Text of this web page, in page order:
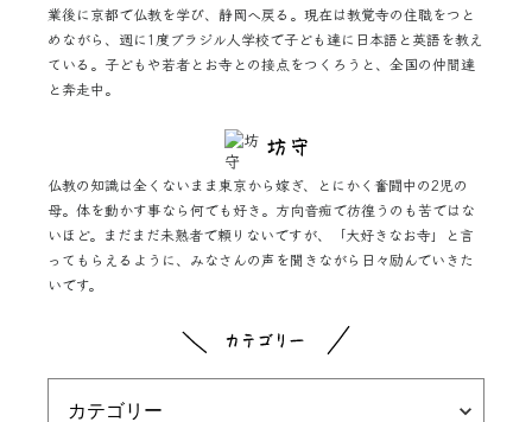
業後に京都で仏教を学び、静岡へ戻る。現在は教覚寺の住職をつと
めながら、週に1度ブラジル人学校で子ども達に日本語と英語を教え
ている。子どもや若者とお寺との接点をつくろうと、全国の仲間達
と奔走中。
仏教の知識は全くないまま東京から嫁ぎ、とにかく奮闘中の2児の
母。体を動かす事なら何でも好き。方向音痴で彷徨うのも苦ではな
いほど。まだまだ未熟者で頼りないですが、「大好きなお寺」と言
ってもらえるように、みなさんの声を聞きながら日々励んでいきた
いです。